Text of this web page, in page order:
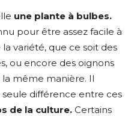
une plante à bulbes.
pour être assez facile à
variété, que ce soit des
ou encore des oignons
même manière. Il
différence entre ces
de la culture. Certains